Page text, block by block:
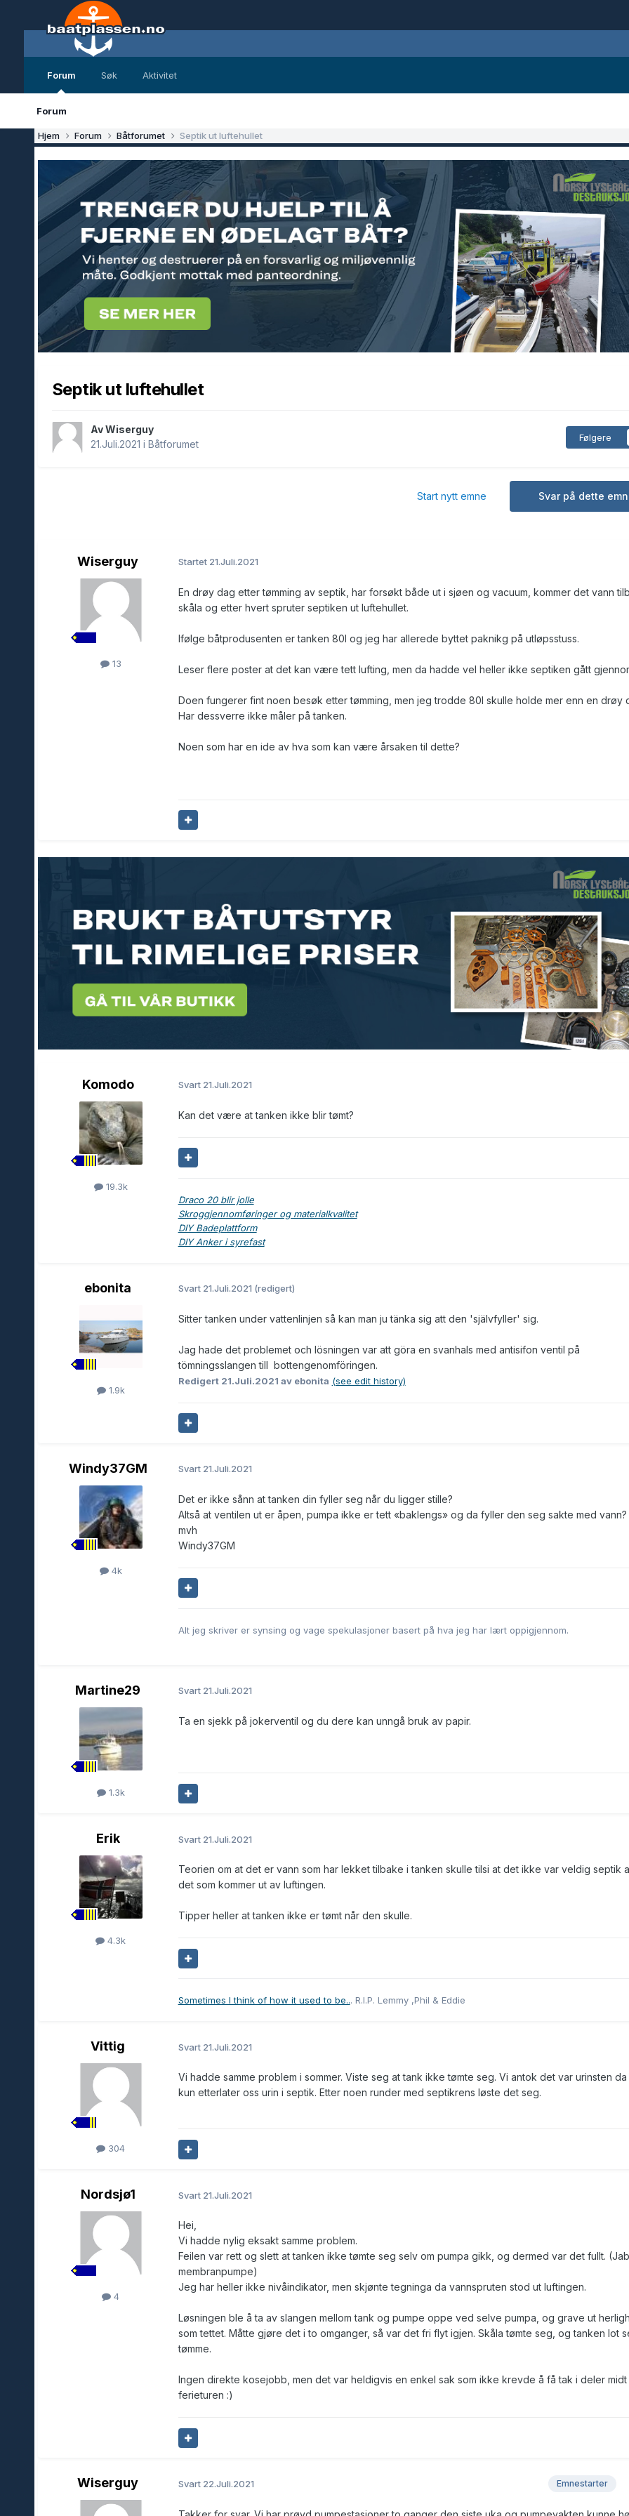
Forum
Forum
Søk Aktivitet
Hjem Forum Båtforumet Septik ut luftehullet
Septik ut luftehullet
Av Wiserguy
21.Juli.2021 i Båtforumet
Følgere
Svar på dette
Start nytt emne
Wiserguy
13
Startet 21.Juli.2021
En drøy dag etter tømming av septik, har forsøkt både ut i sjøen og vacuum, kommer det vann
skåla og etter hvert spruter septiken ut luftehullet.
Ifølge båtprodusenten er tanken 80l og jeg har allerede byttet paknikg på utløpsstuss.
Leser flere poster at det kan være tett lufting, men da hadde vel heller ikke septiken gått
Doen fungerer fint noen besøk etter tømming, men jeg trodde 80l skulle holde mer enn en drøy
Har dessverre ikke måler på tanken.
Noen som har en ide av hva som kan være årsaken til dette?
Komodo
19.3k
Svart 21.Juli.2021
Kan det være at tanken ikke blir tømt?
Draco 20 blir jolle
Skroggjennomføringer og materialkvalitet
DIY Badeplattform
DIY Anker i syrefast
ebonita
1.9k
Svart 21.Juli.2021 (redigert)
Sitter tanken under vattenlinjen så kan man ju tänka sig att den 'självfyller' sig.
Jag hade det problemet och lösningen var att göra en svanhals med antisifon ventil på
tömningsslangen till bottengenomföringen.
Redigert 21.Juli.2021 av ebonita (see edit history)
Windy37GM
4k
Svart 21.Juli.2021
Det er ikke sånn at tanken din fyller seg når du ligger stille?
Altså at ventilen ut er åpen, pumpa ikke er tett «baklengs» og da fyller den seg sakte med vann?
mvh
Windy37GM
Alt jeg skriver er synsing og vage spekulasjoner basert på hva jeg har lært oppigjennom.
Martine29
1.3k
Svart 21.Juli.2021
Ta en sjekk på jokerventil og du dere kan unngå bruk av papir.
Erik
4.3k
Svart 21.Juli.2021
Teorien om at det er vann som har lekket tilbake i tanken skulle tilsi at det ikke var veldig septik
det som kommer ut av luftingen.
Tipper heller at tanken ikke er tømt når den skulle.
Sometimes I think of how it used to be... R.I.P. Lemmy ,Phil & Eddie
Vittig
304
Svart 21.Juli.2021
Vi hadde samme problem i sommer. Viste seg at tank ikke tømte seg. Vi antok det var urinsten da
kun etterlater oss urin i septik. Etter noen runder med septikrens løste det seg.
Nordsjø1
4
Svart 21.Juli.2021
Hei,
Vi hadde nylig eksakt samme problem.
Feilen var rett og slett at tanken ikke tømte seg selv om pumpa gikk, og dermed var det fullt.
membranpumpe)
Jeg har heller ikke nivåindikator, men skjønte tegninga da vannspruten stod ut luftingen.
Løsningen ble å ta av slangen mellom tank og pumpe oppe ved selve pumpa, og grave ut
som tettet. Måtte gjøre det i to omganger, så var det fri flyt igjen. Skåla tømte seg, og tanken lot
tømme.
Ingen direkte kosejobb, men det var heldigvis en enkel sak som ikke krevde å få tak i deler midt
ferieturen :)
Wiserguy Emnestarter
Svart 22.Juli.2021